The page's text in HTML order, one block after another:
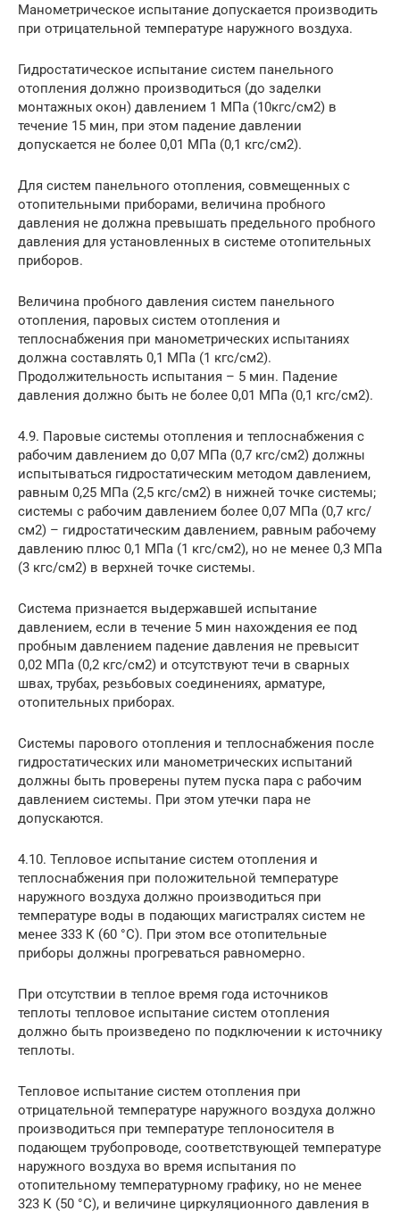
Манометрическое испытание допускается производить
при отрицательной температуре наружного воздуха.
Гидростатическое испытание систем панельного
отопления должно производиться (до заделки
монтажных окон) давлением 1 МПа (10кгс/см2) в
течение 15 мин, при этом падение давлении
допускается не более 0,01 МПа (0,1 кгс/см2).
Для систем панельного отопления, совмещенных с
отопительными приборами, величина пробного
давления не должна превышать предельного пробного
давления для установленных в системе отопительных
приборов.
Величина пробного давления систем панельного
отопления, паровых систем отопления и
теплоснабжения при манометрических испытаниях
должна составлять 0,1 МПа (1 кгс/см2).
Продолжительность испытания – 5 мин. Падение
давления должно быть не более 0,01 МПа (0,1 кгс/см2).
4.9. Паровые системы отопления и теплоснабжения с
рабочим давлением до 0,07 МПа (0,7 кгс/см2) должны
испытываться гидростатическим методом давлением,
равным 0,25 МПа (2,5 кгс/см2) в нижней точке системы;
системы с рабочим давлением более 0,07 МПа (0,7 кгс/
см2) – гидростатическим давлением, равным рабочему
давлению плюс 0,1 МПа (1 кгс/см2), но не менее 0,3 МПа
(3 кгс/см2) в верхней точке системы.
Система признается выдержавшей испытание
давлением, если в течение 5 мин нахождения ее под
пробным давлением падение давления не превысит
0,02 МПа (0,2 кгс/см2) и отсутствуют течи в сварных
швах, трубах, резьбовых соединениях, арматуре,
отопительных приборах.
Системы парового отопления и теплоснабжения после
гидростатических или манометрических испытаний
должны быть проверены путем пуска пара с рабочим
давлением системы. При этом утечки пара не
допускаются.
4.10. Тепловое испытание систем отопления и
теплоснабжения при положительной температуре
наружного воздуха должно производиться при
температуре воды в подающих магистралях систем не
менее 333 К (60 °С). При этом все отопительные
приборы должны прогреваться равномерно.
При отсутствии в теплое время года источников
теплоты тепловое испытание систем отопления
должно быть произведено по подключении к источнику
теплоты.
Тепловое испытание систем отопления при
отрицательной температуре наружного воздуха должно
производиться при температуре теплоносителя в
подающем трубопроводе, соответствующей температуре
наружного воздуха во время испытания по
отопительному температурному графику, но не менее
323 К (50 °С), и величине циркуляционного давления в